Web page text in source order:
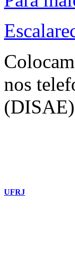
nos
UFRJ